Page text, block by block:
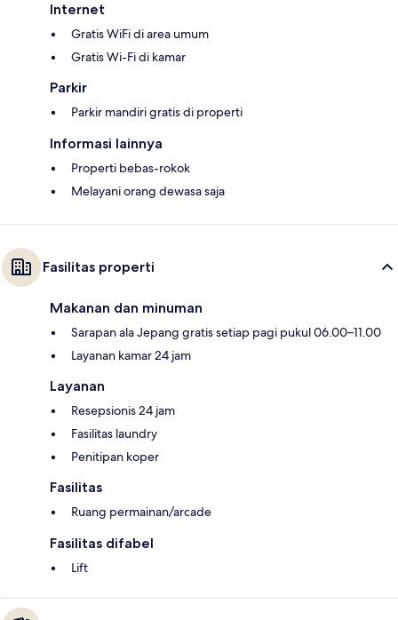
Internet
Gratis WiFi di area umum
Gratis Wi-Fi di kamar
Parkir
Parkir mandiri gratis di properti
Informasi lainnya
Properti bebas-rokok
Melayani orang dewasa saja
Fasilitas properti
Makanan dan minuman
Sarapan ala Jepang gratis setiap pagi pukul 06.00–11.00
Layanan kamar 24 jam
Layanan
Resepsionis 24 jam
Fasilitas laundry
Penitipan koper
Fasilitas
Ruang permainan/arcade
Fasilitas difabel
Lift